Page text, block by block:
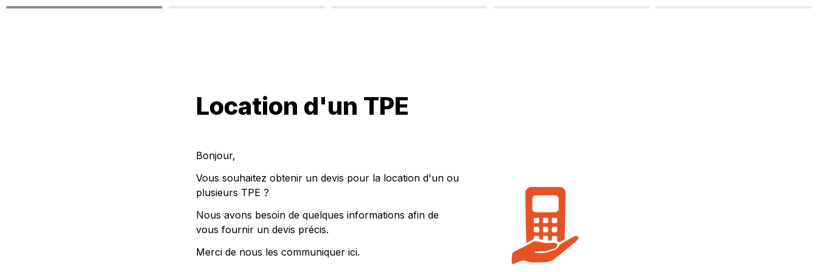
Location d'un TPE
Bonjour,
Vous souhaitez obtenir un devis pour la location d'un ou
plusieurs TPE ?
Nous avons besoin de quelques informations afin de
vous fournir un devis précis.
Merci de nous les communiquer ici.